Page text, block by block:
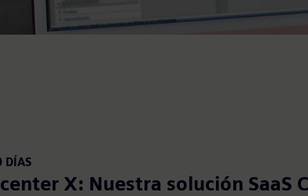
DÍAS
X: Nuestra solución SaaS